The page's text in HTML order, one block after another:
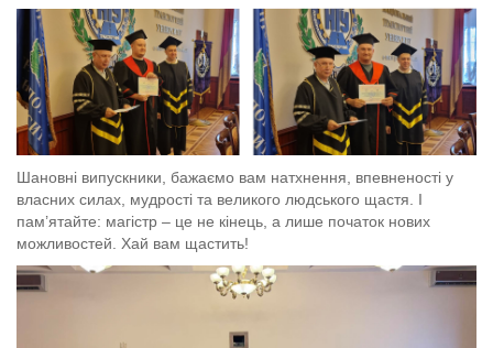
Шановні випускники, бажаємо вам натхнення, впевненості у
власних силах, мудрості та великого людського щастя. І
пам’ятайте: магістр – це не кінець, а лише початок нових
можливостей. Хай вам щастить!